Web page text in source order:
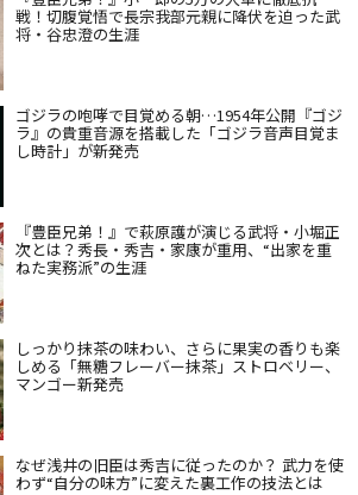
戦！切腹覚悟で長宗我部元親に降伏を迫った武
将・谷忠澄の生涯
ゴジラの咆哮で目覚める朝…1954年公開『ゴジ
ラ』の貴重音源を搭載した「ゴジラ音声目覚ま
し時計」が新発売
『豊臣兄弟！』で萩原護が演じる武将・小堀正
次とは？秀長・秀吉・家康が重用、“出家を重
ねた実務派”の生涯
しっかり抹茶の味わい、さらに果実の香りも楽
しめる「無糖フレーバー抹茶」ストロベリー、
マンゴー新発売
なぜ浅井の旧臣は秀吉に従ったのか？ 武力を使
わず“自分の味方”に変えた裏工作の技法とは